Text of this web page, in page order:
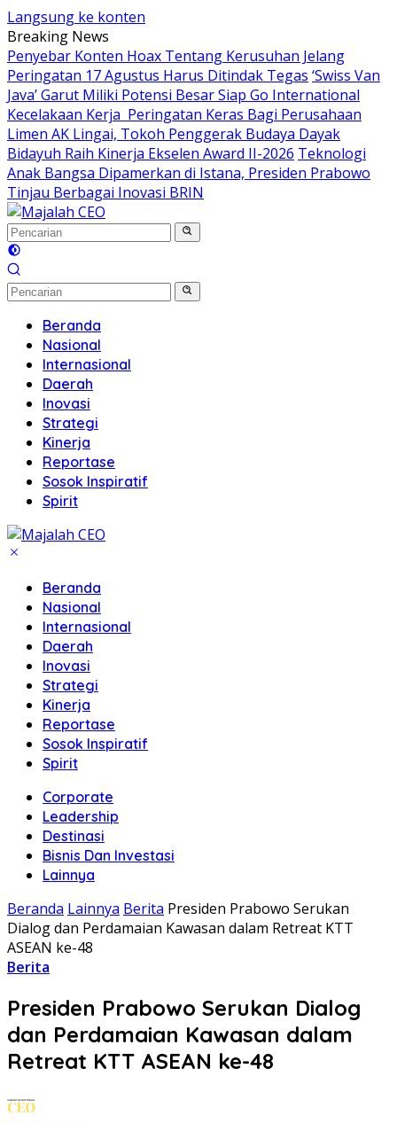
Langsung ke konten
Breaking News
Penyebar Konten Hoax Tentang Kerusuhan Jelang
Peringatan 17 Agustus Harus Ditindak Tegas ‘Swiss Van
Java’ Garut Miliki Potensi Besar Siap Go International
Kecelakaan Kerja Peringatan Keras Bagi Perusahaan
Limen AK Lingai, Tokoh Penggerak Budaya Dayak
Bidayuh Raih Kinerja Ekselen Award II-2026 Teknologi
Anak Bangsa Dipamerkan di Istana, Presiden Prabowo
Tinjau Berbagai Inovasi BRIN
Beranda
Nasional
Internasional
Daerah
Inovasi
Strategi
Kinerja
Reportase
Sosok Inspiratif
Spirit
Beranda
Nasional
Internasional
Daerah
Inovasi
Strategi
Kinerja
Reportase
Sosok Inspiratif
Spirit
Corporate
Leadership
Destinasi
Bisnis Dan Investasi
Lainnya
Beranda Lainnya Berita Presiden Prabowo Serukan
Dialog dan Perdamaian Kawasan dalam Retreat KTT
ASEAN ke-48
Berita
Presiden Prabowo Serukan Dialog
dan Perdamaian Kawasan dalam
Retreat KTT ASEAN ke-48